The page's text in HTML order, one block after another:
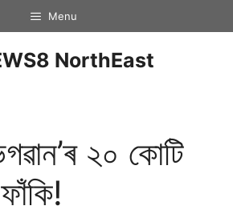
Menu
NorthEast
২০ কোটি